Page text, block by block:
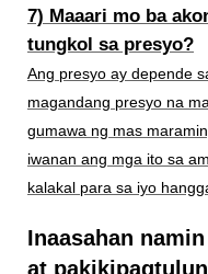
7) Maaari mo ba
tungkol sa presyo?
Ang presyo ay depende
magandang presyo na
gumawa ng mas
iwanan ang mga ito sa
kalakal para sa iyo
Inaasahan
at